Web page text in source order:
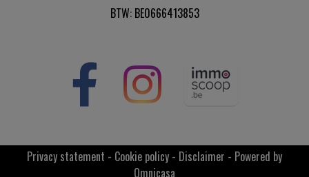
BTW: BE0666413853
Privacy statement - Cookie policy - Disclaimer - Powered by
Omnicasa